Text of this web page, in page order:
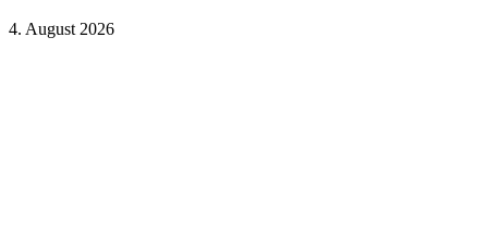
4. August 2026